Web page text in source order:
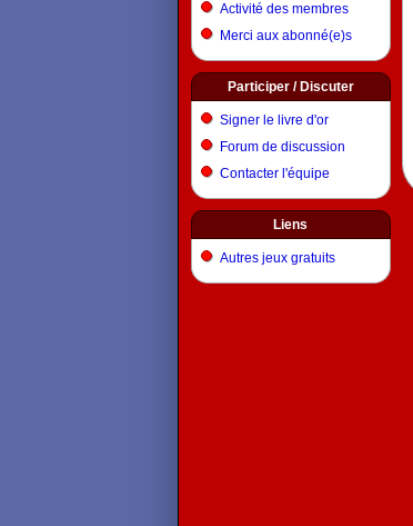
Activité des membres
Merci aux abonné(e)s
Participer / Discuter
Signer le livre d'or
Forum de discussion
Contacter l'équipe
Liens
Autres jeux gratuits